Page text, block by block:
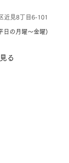
近見8丁目6-101
の月曜～金曜)
る